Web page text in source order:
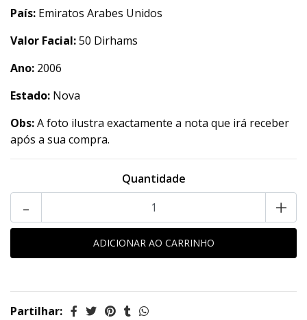
País: Emiratos Arabes Unidos
Valor Facial:50 Dirhams
Ano: 2006
Estado: Nova
Obs:A foto ilustra exactamente a nota que irá receber
após a sua compra.
Quantidade
- +
Partilhar: